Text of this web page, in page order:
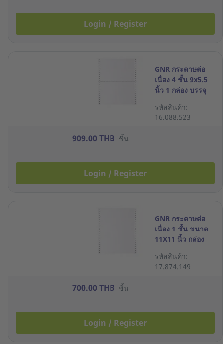
Login / Register
GNR กระดาษต่อ
เนื่อง 4 ชั้น 9x5.5
นิ้ว 1 กล่อง บรรจุ
รหัสสินค้า:
16.088.523
909.00 THB ชิ้น
Login / Register
GNR กระดาษต่อ
เนื่อง 1 ชั้น ขนาด
11X11 นิ้ว กล่อง
รหัสสินค้า:
17.874.149
700.00 THB ชิ้น
Login / Register